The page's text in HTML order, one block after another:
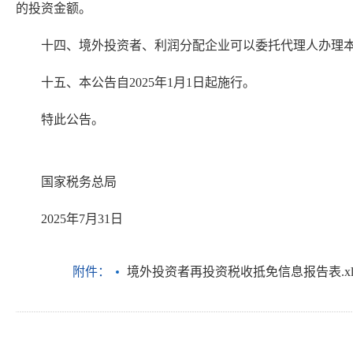
的投资金额。
十四、境外投资者、利润分配企业可以委托代理人办理
十五、本公告自2025年1月1日起施行。
特此公告。
国家税务总局
2025年7月31日
附件： 境外投资者再投资税收抵免信息报告表